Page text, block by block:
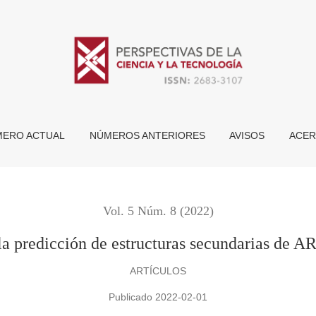
secundarias de ARN minimizando la energía libre
ACTUAL NÚMEROS ANTERIORES AVISOS
Vol. 5 Núm. 8 (2022)
predicción de estructuras secundarias de
ARTÍCULOS
Publicado 2022-02-01